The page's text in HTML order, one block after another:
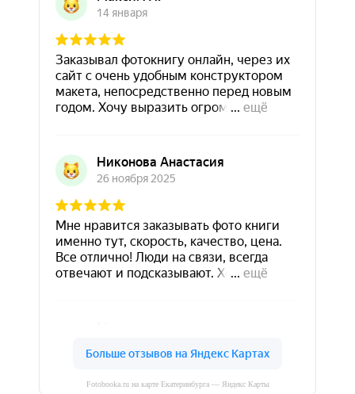
Fotobooka.ru на карте Екатеринбурга — Яндекс Карты